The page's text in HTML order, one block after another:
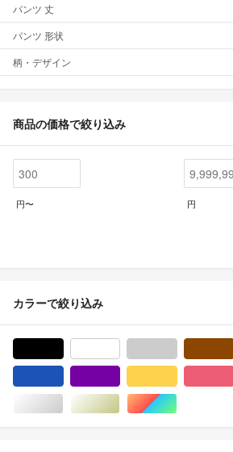
パンツ 丈
パンツ 形状
柄・デザイン
商品の価格で絞り込み
円〜 円
カラーで絞り込み
シルバー/銀色系ゴールド/金色系マルチカラー